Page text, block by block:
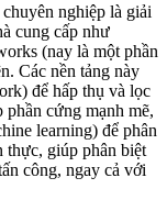
nghiệp là giải
cung cấp như
(nay là một phần
Các nền tảng này
để hấp thụ và lọc
cứng mạnh mẽ,
learning) để phân
thực, giúp phân biệt
công, ngay cả với